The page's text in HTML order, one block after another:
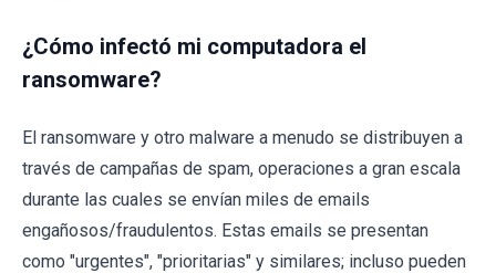
¿Cómo infectó mi computadora el
ransomware?
El ransomware y otro malware a menudo se distribuyen a
través de campañas de spam, operaciones a gran escala
durante las cuales se envían miles de emails
engañosos/fraudulentos. Estas emails se presentan
como "urgentes", "prioritarias" y similares; incluso pueden